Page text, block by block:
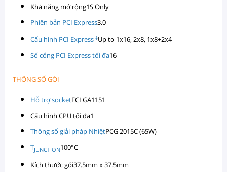
Khả năng mở rộng1S Only
Phiên bản PCI Express3.0
Cấu hình PCI Express ‡Up to 1x16, 2x8, 1x8+2x4
Số cổng PCI Express tối đa16
THÔNG SỐ GÓI
Hỗ trợ socketFCLGA1151
Cấu hình CPU tối đa1
Thông số giải pháp NhiệtPCG 2015C (65W)
TJUNCTION100°C
Kích thước gói37.5mm x 37.5mm